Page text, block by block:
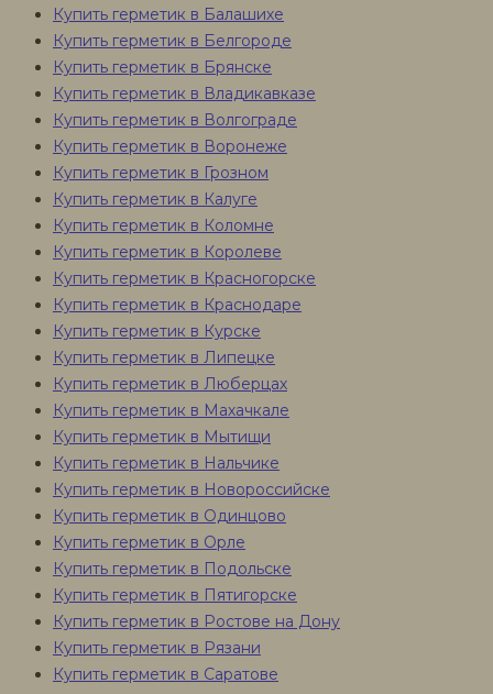
Купить герметик в Балашихе
Купить герметик в Белгороде
Купить герметик в Брянске
Купить герметик в Владикавказе
Купить герметик в Волгограде
Купить герметик в Воронеже
Купить герметик в Грозном
Купить герметик в Калуге
Купить герметик в Коломне
Купить герметик в Королеве
Купить герметик в Красногорске
Купить герметик в Краснодаре
Купить герметик в Курске
Купить герметик в Липецке
Купить герметик в Люберцах
Купить герметик в Махачкале
Купить герметик в Мытищи
Купить герметик в Нальчике
Купить герметик в Новороссийске
Купить герметик в Одинцово
Купить герметик в Орле
Купить герметик в Подольске
Купить герметик в Пятигорске
Купить герметик в Ростове на Дону
Купить герметик в Рязани
Купить герметик в Саратове